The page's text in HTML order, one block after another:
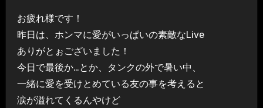
お疲れ様です！
昨日は、ホンマに愛がいっぱいの素敵なLive
ありがとぉございました！
今日で最後か…とか、タンクの外で暑い中、
一緒に愛を受けとめている友の事を考えると
涙が溢れてくるんやけど